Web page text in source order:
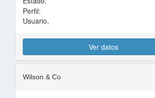
Perfil:
Usuario,
Ver datos
Wilson & Co